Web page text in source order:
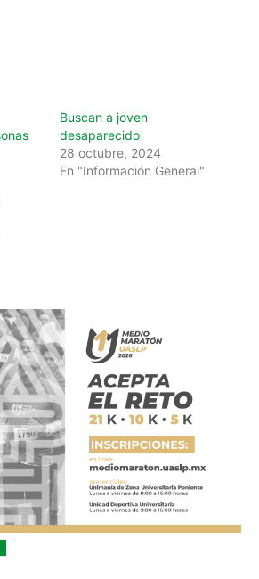
Buscan a joven
desaparecido
28 octubre, 2024
En "Información General"